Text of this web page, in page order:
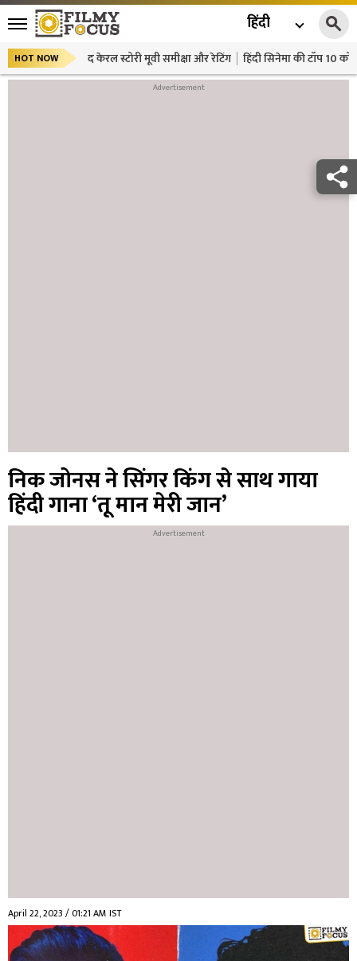
हिंदी
HOT NOW द केरल स्टोरी मूवी समीक्षा और रेटिंग हिंदी सिनेमा की टॉप 10
निक जोनस ने सिंगर किंग से साथ गाया
हिंदी गाना ‘तू मान मेरी जान’
April 22, 2023 / 01:21 AM IST